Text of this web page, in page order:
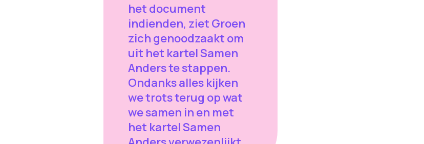
het document
indienden, ziet Groen
zich genoodzaakt om
uit het kartel Samen
Anders te stappen.
Ondanks alles kijken
we trots terug op wat
we samen in en met
het kartel Samen